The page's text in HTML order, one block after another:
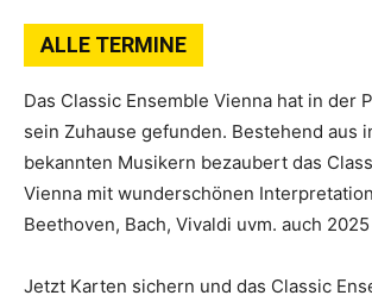
ALLE TERMINE
Das Classic Ensemble Vienna hat in der
sein Zuhause gefunden. Bestehend aus
bekannten Musikern bezaubert das
Vienna mit wunderschönen
Beethoven, Bach, Vivaldi uvm. auch
Jetzt Karten sichern und das Classic